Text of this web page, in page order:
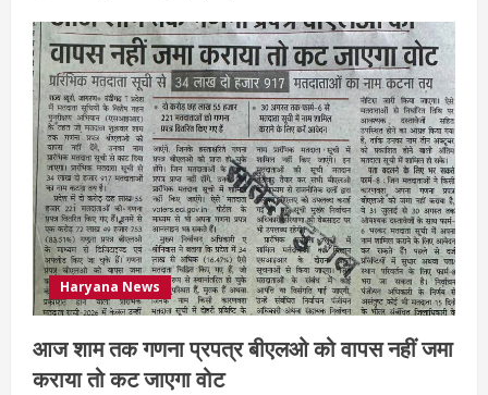
Haryana News
आज शाम तक गणना प्रपत्र बीएलओ को वापस नहीं जमा
कराया तो कट जाएगा वोट